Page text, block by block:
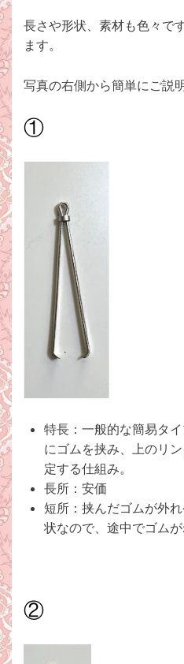
長さや形状、素材も色々で
ます。
写真の右側から簡単にご説
①
特長：一般的な簡易タ
にゴムを挟み、上のリ
定する仕組み。
長所：安価
短所：挟んだゴムが外
状なので、途中でゴムが
②